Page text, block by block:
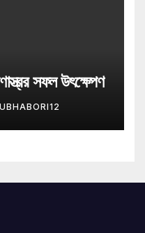
সফল উৎক্ষেপণ